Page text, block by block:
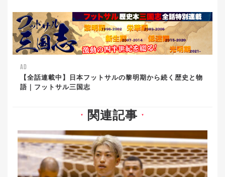
AD
【全話連載中】日本フットサルの黎明期から続く歴史と物
語｜フットサル三国志
▼ 関連記事 ▼